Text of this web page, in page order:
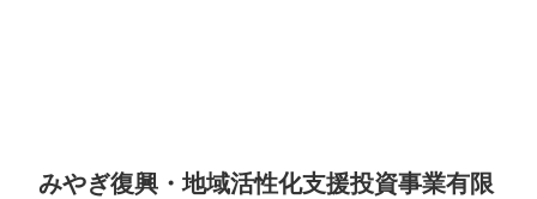
みやぎ復興・地域活性化支援投資事業有限